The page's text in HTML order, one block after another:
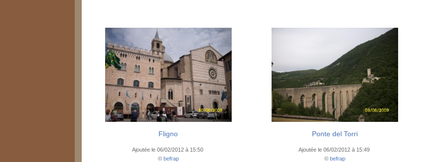
Fligno
Ajoutée le 06/02/2012 à 15:50
© befrap
Ponte del Torri
Ajoutée le 06/02/2012 à 15:49
© befrap